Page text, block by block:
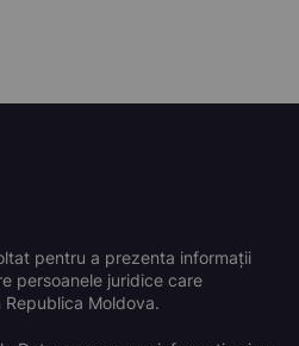
pentru a prezenta informații
persoanele juridice care
Moldova.